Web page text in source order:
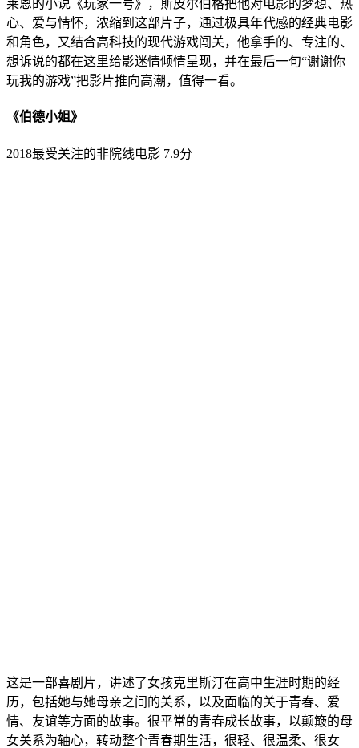
莱恩的小说《玩家一号》，斯皮尔伯格把他对电影的梦想、热
心、爱与情怀，浓缩到这部片子，通过极具年代感的经典电影
和角色，又结合高科技的现代游戏闯关，他拿手的、专注的、
想诉说的都在这里给影迷情倾情呈现，并在最后一句“谢谢你
玩我的游戏”把影片推向高潮，值得一看。
《伯德小姐》
2018最受关注的非院线电影 7.9分
这是一部喜剧片，讲述了女孩克里斯汀在高中生涯时期的经
历，包括她与她母亲之间的关系，以及面临的关于青春、爱
情、友谊等方面的故事。很平常的青春成长故事，以颠簸的母
女关系为轴心，转动整个青春期生活，很轻、很温柔、很女